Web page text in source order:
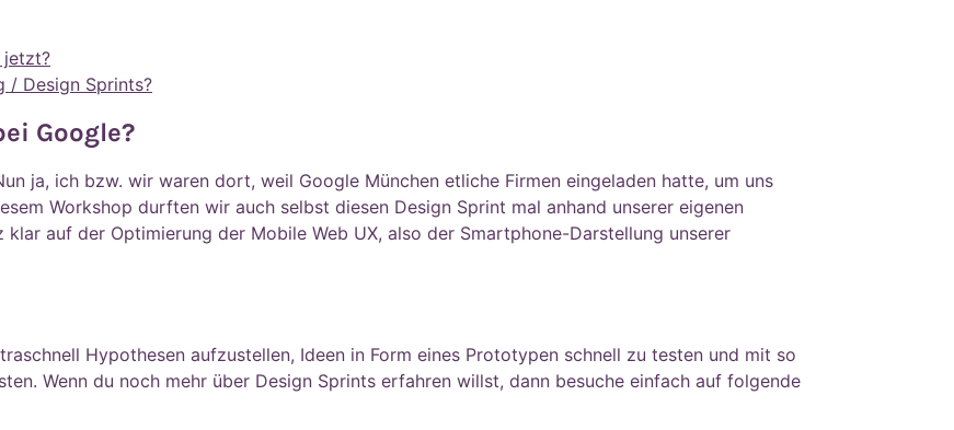
jetzt?
/ Design Sprints?
Google?
ja, ich bzw. wir waren dort, weil Google München etliche Firmen eingeladen hatte, um uns
Workshop durften wir auch selbst diesen Design Sprint mal anhand unserer eigenen
klar auf der Optimierung der Mobile Web UX, also der Smartphone-Darstellung unserer
Hypothesen aufzustellen, Ideen in Form eines Prototypen schnell zu testen und mit so
Wenn du noch mehr über Design Sprints erfahren willst, dann besuche einfach auf folgende